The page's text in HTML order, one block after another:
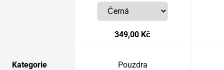
349,00 Kč
Kategorie Pouzdra